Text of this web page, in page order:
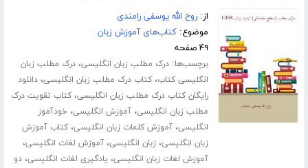
از:روح الله یوسفی رامندی
موضوع:کتاب‌های آموزش زبان
۴۹ صفحه
برچسب‌ها:درک مطلب زبان انگلیسی،درک مطلب زبان
انگلیسی کتاب،کتاب درک مطلب زبان انگلیسی،دانلود
رایگان کتاب درک مطلب زبان انگلیسی،کتاب تقویت درک
مطلب زبان انگلیسی،آموزش انگلیسی، خودآموز
انگلیسی،آموزش کلمات زبان انگلیسی،کتاب آموزش
زبان انگلیسی، زبان انگلیسی،آموزش لغات انگلیسی،
آموزش لغات زبان انگلیسی، یادگیری لغات انگلیسی،دو